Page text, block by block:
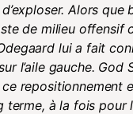
Alors que
de milieu offensif
lui a fait
l’aile gauche. God
repositionnement
terme, à la fois pour